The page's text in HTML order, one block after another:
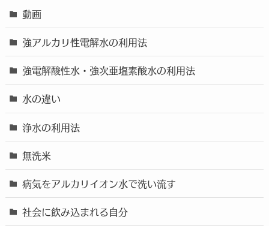
動画
強アルカリ性電解水の利用法
強電解酸性水・強次亜塩素酸水の利用法
水の違い
浄水の利用法
無洗米
病気をアルカリイオン水で洗い流す
社会に飲み込まれる自分